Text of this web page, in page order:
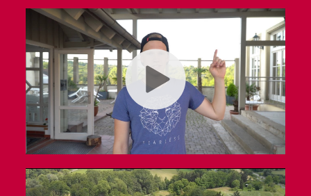
hast. Du hast viele Menschen
geprägt und begleitet.
Wir wünschen dir für deinen
weiteren Weg Gottes reichen
Segen und sind dankbar für
alles, was du in den
vergangenen Jahren
investiert hast. Danke für
alles!
Dir und deiner Familie
wünschen wir für euren neuen
Weg einen guten Start, viele
schöne Momente und einen
wundervollen, gesegneten
Sommer.
Alles Gute für euch!